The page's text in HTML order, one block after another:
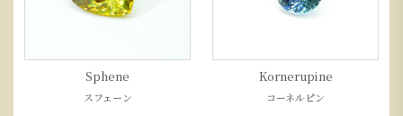
Sphene
スフェーン
Kornerupine
コーネルピン